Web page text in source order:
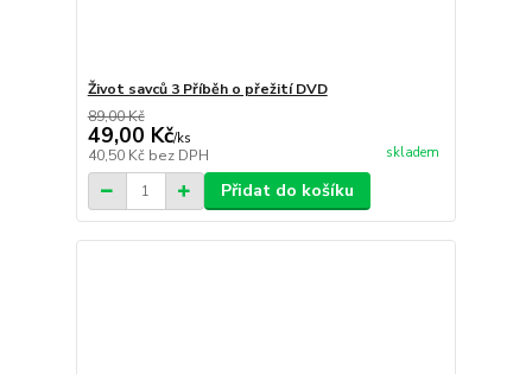
Život savců 3 Příběh o přežití DVD
89,00 Kč
49,00 Kč/ks
40,50 Kč bez DPH skladem
Přidat do košíku